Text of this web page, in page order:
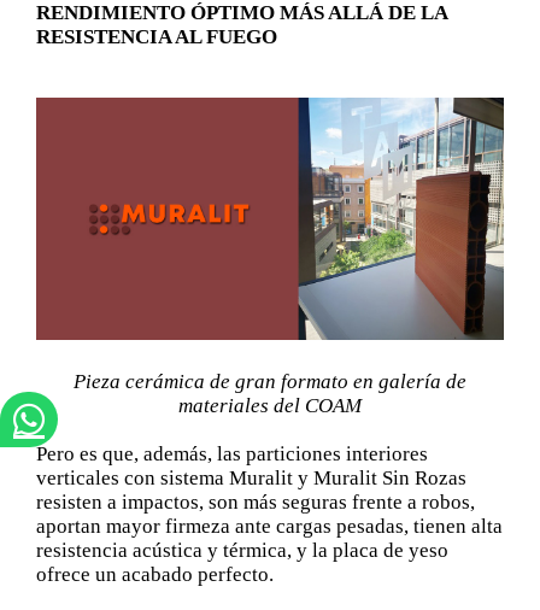
RENDIMIENTO ÓPTIMO MÁS ALLÁ DE LA
RESISTENCIA AL FUEGO
Pieza cerámica de gran formato en galería de
materiales del COAM
Pero es que, además, las particiones interiores
verticales con sistema Muralit y Muralit Sin Rozas
resisten a impactos, son más seguras frente a robos,
aportan mayor firmeza ante cargas pesadas, tienen alta
resistencia acústica y térmica, y la placa de yeso
ofrece un acabado perfecto.